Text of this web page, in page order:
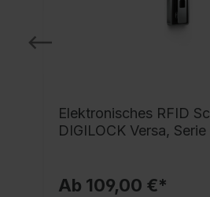
Elektronisches RFID
DIGILOCK Versa,
Ab 109,00 €*